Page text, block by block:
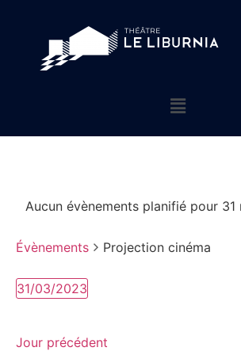
Aucun évènements planifié pour 31
Évènements Projection cinéma
31/03/2023
Sélectionnez
Jour précédent